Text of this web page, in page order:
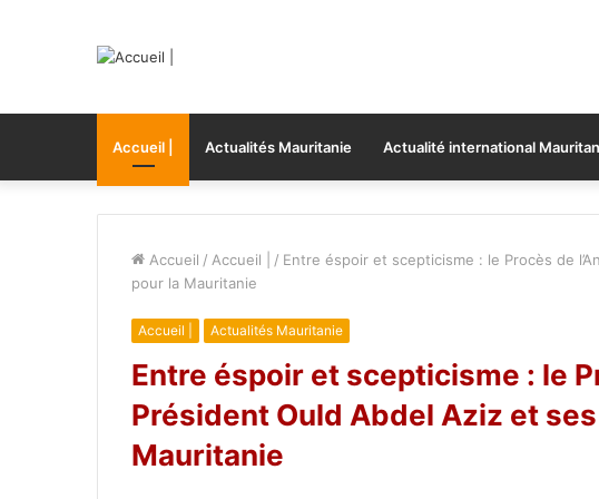
Accueil | Actualités Mauritanie Actualité international
Accueil / Accueil | / Entre éspoir et scepticisme : le Procès de
pour la Mauritanie
Accueil | Actualités Mauritanie
Entre éspoir et scepticisme : le
Président Ould Abdel Aziz et
Mauritanie